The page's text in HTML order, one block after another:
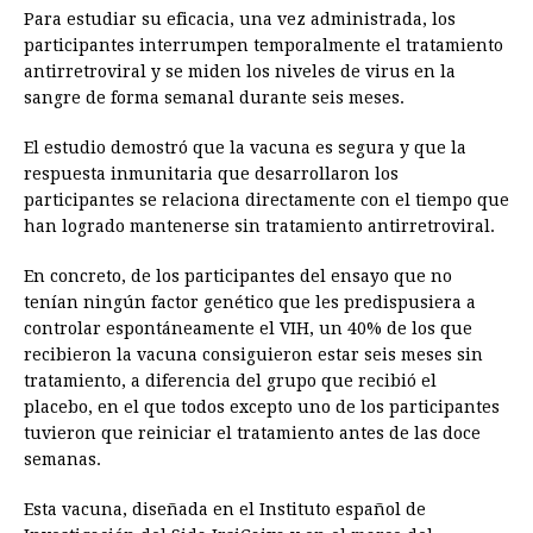
Para estudiar su eficacia, una vez administrada, los
participantes interrumpen temporalmente el tratamiento
antirretroviral y se miden los niveles de virus en la
sangre de forma semanal durante seis meses.
El estudio demostró que la vacuna es segura y que la
respuesta inmunitaria que desarrollaron los
participantes se relaciona directamente con el tiempo que
han logrado mantenerse sin tratamiento antirretroviral.
En concreto, de los participantes del ensayo que no
tenían ningún factor genético que les predispusiera a
controlar espontáneamente el VIH, un 40% de los que
recibieron la vacuna consiguieron estar seis meses sin
tratamiento, a diferencia del grupo que recibió el
placebo, en el que todos excepto uno de los participantes
tuvieron que reiniciar el tratamiento antes de las doce
semanas.
Esta vacuna, diseñada en el Instituto español de